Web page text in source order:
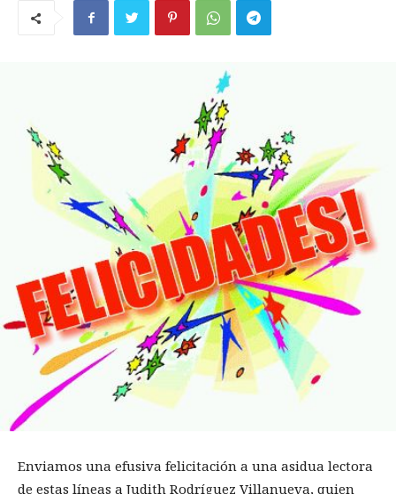
Enviamos una efusiva felicitación a una asidua lectora
de estas líneas a Judith Rodríguez Villanueva, quien